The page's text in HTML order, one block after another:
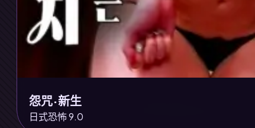
怨咒·新生
日式恐怖 9.0